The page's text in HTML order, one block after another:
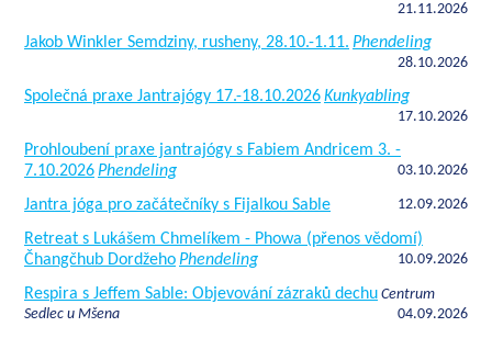
21.11.2026
Jakob Winkler Semdziny, rusheny, 28.10.-1.11. Phendeling
28.10.2026
Společná praxe Jantrajógy 17.-18.10.2026Kunkyabling
17.10.2026
Prohloubení praxe jantrajógy s Fabiem Andricem 3. -
7.10.2026Phendeling 03.10.2026
Jantra jóga pro začátečníky s Fijalkou Sable 12.09.2026
Retreat s Lukášem Chmelíkem - Phowa (přenos vědomí)
Čhangčhub DordžehoPhendeling 10.09.2026
Respira s Jeffem Sable: Objevování zázraků dechu Centrum
Sedlec u Mšena
04.09.2026